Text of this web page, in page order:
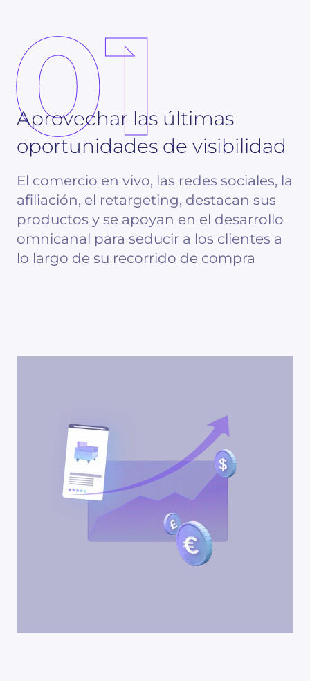
01
Aprovechar las últimas
oportunidades de visibilidad
El comercio en vivo, las redes sociales, la
afiliación, el retargeting, destacan sus
productos y se apoyan en el desarrollo
omnicanal para seducir a los clientes a
lo largo de su recorrido de compra